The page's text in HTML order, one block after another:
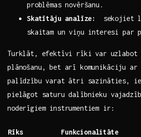
problēmas novēršanu.
Skatītāju analīze:
sekojiet
skaitam un viņu interesi ⁤par
Turklāt, efektīvi rīki⁣ var uzlabot
plānošanu, bet arī ‍komunikāciju
palīdzību varat‍ ātri sazināties,
pielāgot saturu‌ dalībnieku‌
noderīgiem instrumentiem ir:
Rīks Funkcionalitāte